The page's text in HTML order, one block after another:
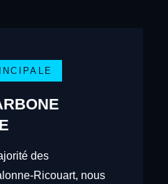
des
Ricouart, nous